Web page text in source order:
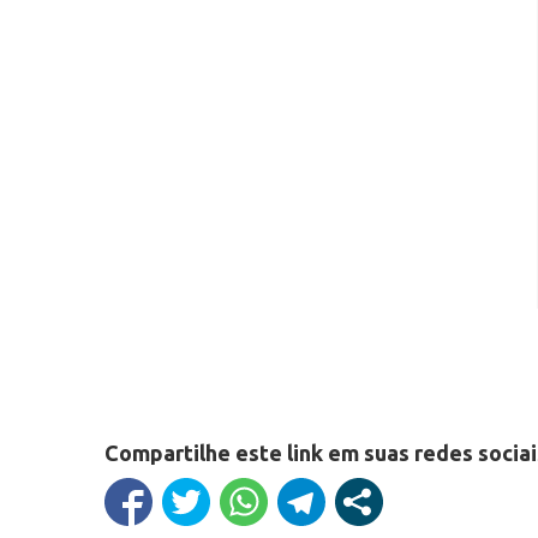
Compartilhe este link em suas redes